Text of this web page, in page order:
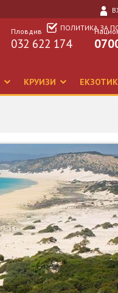
ПОЛИТИКА ЗА
Пловдив
032 622 174
КРУИЗИ